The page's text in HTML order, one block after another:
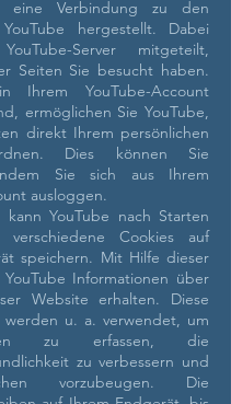
eine Verbindung zu den
hergestellt. Dabei
Server mitgeteilt,
Seiten Sie besucht haben.
Ihrem YouTube-Account
ermöglichen Sie YouTube,
direkt Ihrem persönlichen
Dies können Sie
Sie sich aus Ihrem
ausloggen.
kann YouTube nach Starten
verschiedene Cookies auf
speichern. Mit Hilfe dieser
Informationen über
Website erhalten. Diese
werden u. a. verwendet, um
zu erfassen, die
zu verbessern und
vorzubeugen. Die